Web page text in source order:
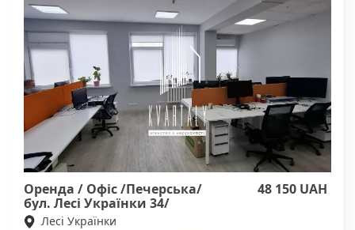
торгові центри, ресторани, велика кількість
магазинів. Зручна транспортна розв'язка : найближчі
станції метро- Площа Льва Толстого, Університет,
Олімпійська. Агенство нерухомості "Квартали"
Працюючи з нами, ви отримуєте лише перевірене
житло від реальних орендодавців за адекватною
ціною. Підтримка на всіх етапах угоди. Ми гарантуємо,
що ви залишитеся задоволені співпрацею! Комісія
50% за фактом підписання договору оренди.
Оренда / Офіс /Печерська/
бул. Лесі Українки 34/
Печерський/ Київ
48 150 UAH
Лесі Українки